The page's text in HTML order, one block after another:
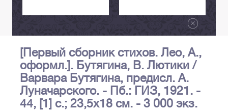
[Первый сборник стихов. Лео, А.,
оформл.]. Бутягина, В. Лютики /
Варвара Бутягина, предисл. А.
Луначарского. - Пб.: ГИЗ, 1921. -
44, [1] с.; 23,5х18 см. - 3 000 экз.